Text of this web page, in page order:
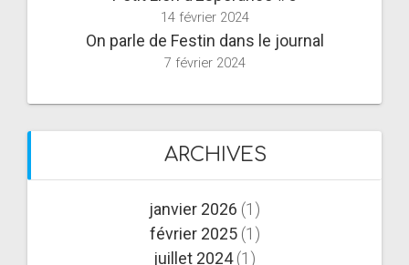
14 février 2024
On parle de Festin dans le journal
7 février 2024
ARCHIVES
janvier 2026 (1)
février 2025(1)
juillet 2024(1)